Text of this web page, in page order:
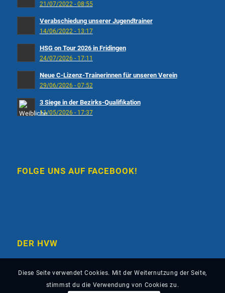
21/07/2022 - 08:55
Verabschiedung unserer Jugendtrainer
14/06/2022 - 13:17
HSG on Tour 2026 in Fridingen
24/07/2026 - 17:11
Neue C-Lizenz-Trainerinnen für unseren Verein
29/06/2026 - 07:52
3 Siege in der Bezirks-Qualifikation
11/05/2026 - 17:37
FOLGE UNS AUF FACEBOOK!
DER HVW
Diese Seite verwendet Cookies. Mit der Weiternutzung der Seite,
stimmst du die Verwendung von Cookies zu.